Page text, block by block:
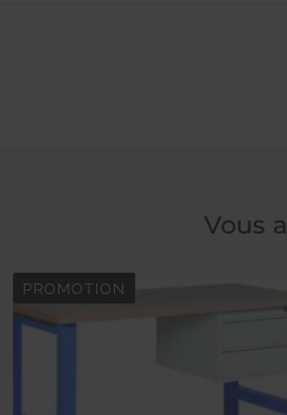
Vous
PROMOTION